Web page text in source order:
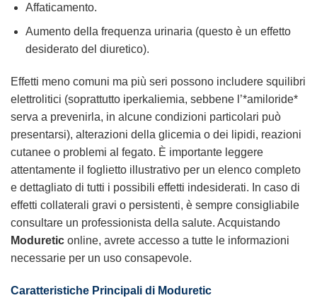
Affaticamento.
Aumento della frequenza urinaria (questo è un effetto
desiderato del diuretico).
Effetti meno comuni ma più seri possono includere squilibri
elettrolitici (soprattutto iperkaliemia, sebbene l’*amiloride*
serva a prevenirla, in alcune condizioni particolari può
presentarsi), alterazioni della glicemia o dei lipidi, reazioni
cutanee o problemi al fegato. È importante leggere
attentamente il foglietto illustrativo per un elenco completo
e dettagliato di tutti i possibili effetti indesiderati. In caso di
effetti collaterali gravi o persistenti, è sempre consigliabile
consultare un professionista della salute. Acquistando
Moduretic online, avrete accesso a tutte le informazioni
necessarie per un uso consapevole.
Caratteristiche Principali di Moduretic